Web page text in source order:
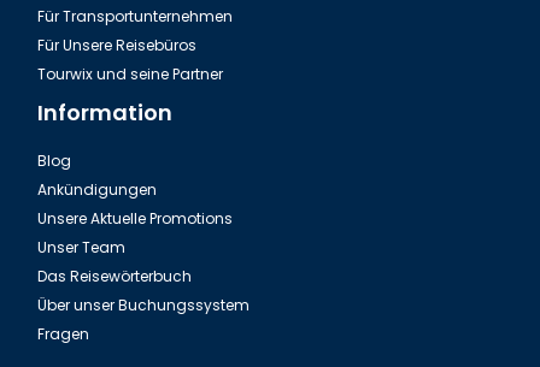
Der Pierre Loti Hügel in Istanbul
Für Transportunternehmen
Für Unsere Reisebüros
Tourwix und seine Partner
Information
Blog
Ankündigungen
Unsere Aktuelle Promotions
Unser Team
Das Reisewörterbuch
Über unser Buchungssystem
Fragen